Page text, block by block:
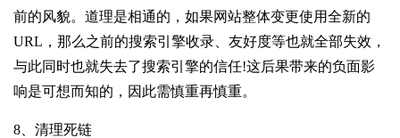
前的风貌。 道理是相通的，如果网站整体变更使用全新的
URL，那么之前的搜索引擎收录、友好度等也就全部失效，
与此同时也就失去了搜索引擎的信任!这后果带来的负面影
响是可想而知的，因此需慎重再慎重。
8、清理死链